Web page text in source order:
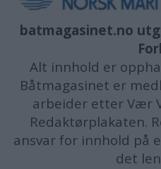
batmagasinet.no
Alt innhold er
Båtmagasinet er
arbeider etter Vær
Redaktørplakaten.
ansvar for innhold på
det